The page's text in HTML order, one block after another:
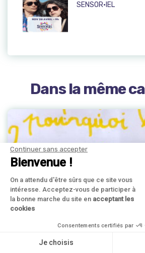
Continuer sans accepter
Bienvenue !
On a attendu d'être sûrs que ce site vous
intéresse. Acceptez-vous de participer à
la bonne marche du site en acceptant les
cookies
Consentements certifiés par
Je choisis
SENSOR·IEL
Dans la même